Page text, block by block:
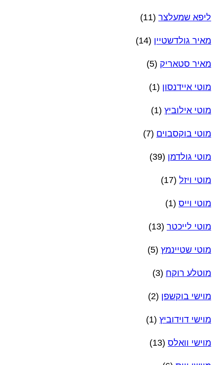
ליפא שמעלצר (11)
מאיר גולדשטיין (14)
מאיר סטאריק (5)
מוטי איידנסון (1)
מוטי אילוביץ (1)
מוטי בוקסבוים (7)
מוטי גולדמן (39)
מוטי ויזל (17)
מוטי וייס (1)
מוטי לייכטר (13)
מוטי שטיינמץ (5)
מוטלע רוקח (3)
מוישי בוקשפן (2)
מוישי דוידוביץ (1)
מוישי וואלס (13)